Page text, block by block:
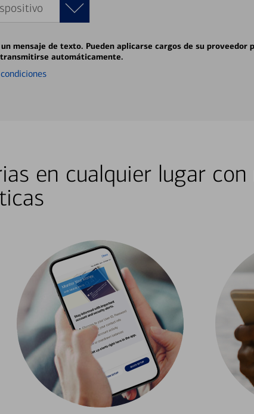
mensaje de texto. Pueden aplicarse cargos de su proveedor
automáticamente.
en cualquier lugar